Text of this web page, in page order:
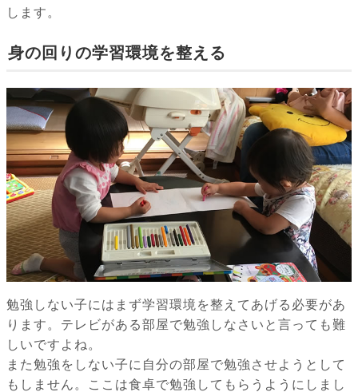
します。
身の回りの学習環境を整える
勉強しない子にはまず学習環境を整えてあげる必要があ
ります。テレビがある部屋で勉強しなさいと言っても難
しいですよね。
また勉強をしない子に自分の部屋で勉強させようとして
もしません。ここは食卓で勉強してもらうようにしまし